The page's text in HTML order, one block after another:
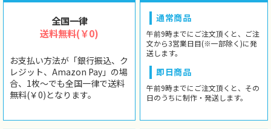
全国一律
送料無料(￥0)
お支払い方法が「銀行振込、ク
レジット、Amazon Pay」の場
合、1枚〜でも全国一律で送料
無料(￥0)となります。
通常商品
午前9時までにご注文頂くと、ご注
文から3営業日目(※一部除く)に発
送します。
即日商品
午前9時までにご注文頂くと、その
日のうちに制作・発送します。